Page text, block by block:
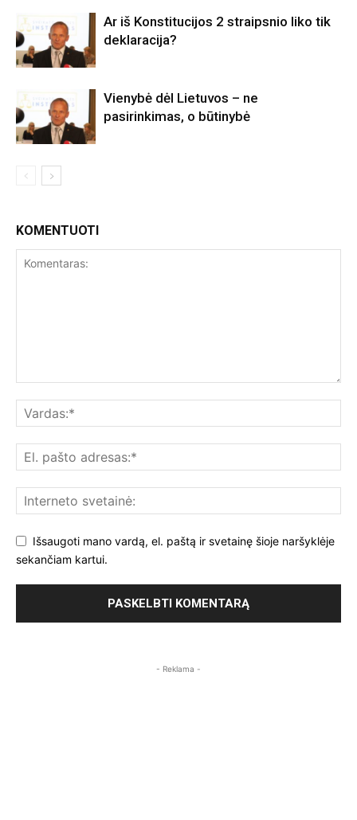
Ar iš Konstitucijos 2 straipsnio liko tik
deklaracija?
Vienybė dėl Lietuvos – ne
pasirinkimas, o būtinybė
KOMENTUOTI
Išsaugoti mano vardą, el. paštą ir svetainę šioje naršyklėje
sekančiam kartui.
- Reklama -